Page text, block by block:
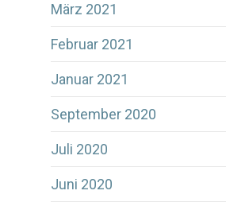
März 2021
Februar 2021
Januar 2021
September 2020
Juli 2020
Juni 2020